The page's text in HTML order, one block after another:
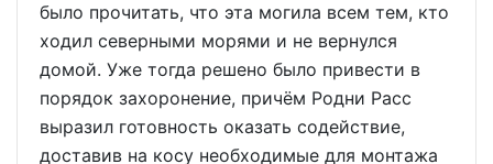
было прочитать, что эта могила всем тем, кто
ходил северными морями и не вернулся
домой. Уже тогда решено было привести в
порядок захоронение, причём Родни Расс
выразил готовность оказать содействие,
доставив на косу необходимые для монтажа